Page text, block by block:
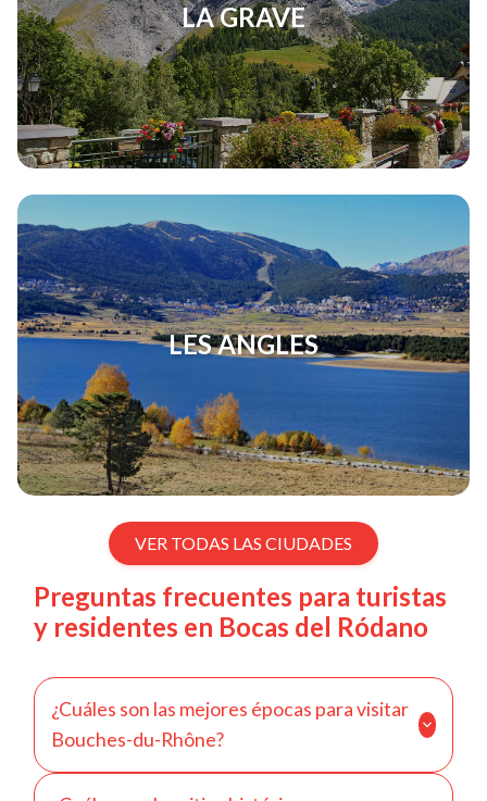
LA GRAVE
LES ANGLES
VER TODAS LAS CIUDADES
Preguntas frecuentes para turistas
y residentes en Bocas del Ródano
¿Cuáles son las mejores épocas para visitar
Bouches-du-Rhône?